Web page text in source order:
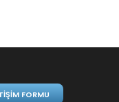
FORMU